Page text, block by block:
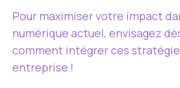
Pour maximiser votre impact
numérique actuel, envisagez
comment intégrer ces
entreprise !